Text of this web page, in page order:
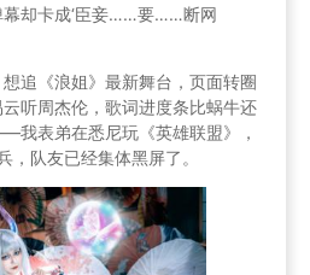
幕却卡成‘臣妾……要……断网
追《浪姐》最新舞台，页面转圈
听周杰伦，歌词进度条比蜗牛还
我表弟在悉尼玩《英雄联盟》，
，队友已经集体黑屏了。